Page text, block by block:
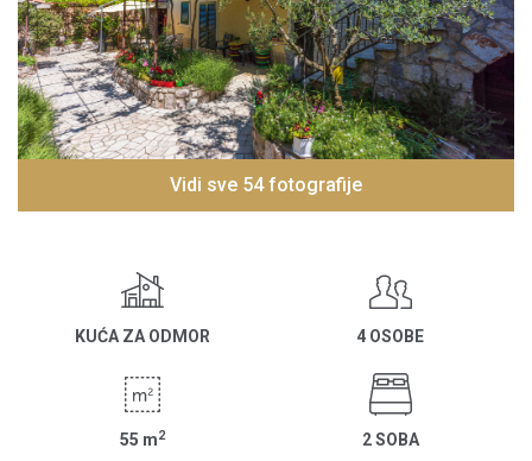
Vidi sve 54 fotografije
KUĆA ZA ODMOR 4 OSOBE
55 m2 2 SOBA